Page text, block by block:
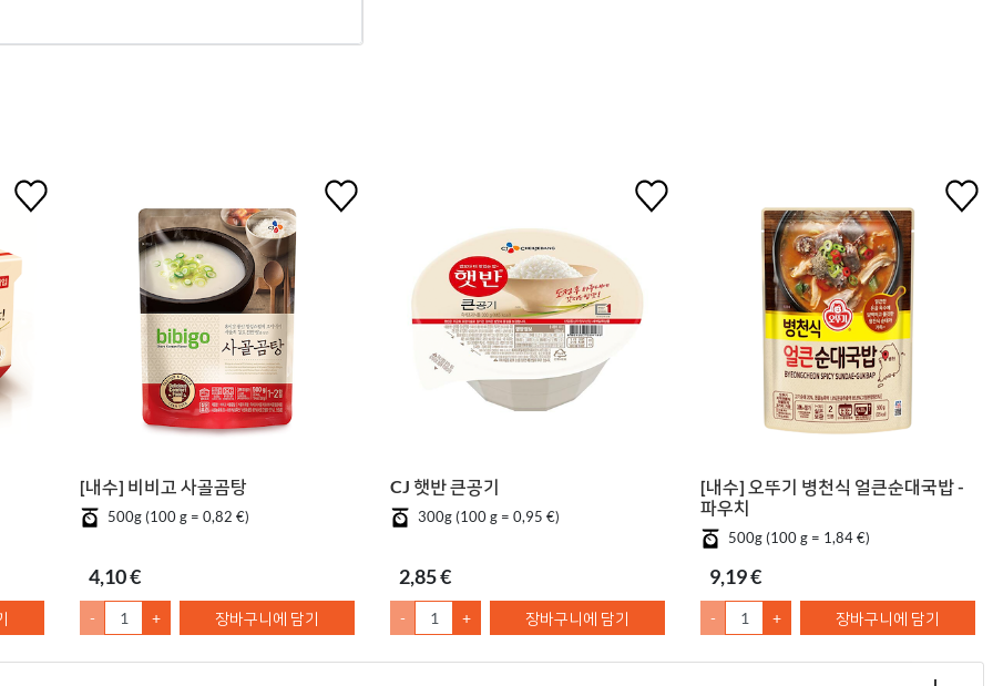
[내수] 비비고 사골곰탕
500g (100 g = 0,82 €)
4,10 €
- + 장바구니에 담기
CJ 햇반 큰공기
300g (100 g = 0,95 €)
2,85 €
- + 장바구니에 담기
[내수] 오뚜기 병천식 얼큰순대국밥 -
파우치
500g (100 g = 1,84 €)
9,19 €
- + 장바구니에 담기